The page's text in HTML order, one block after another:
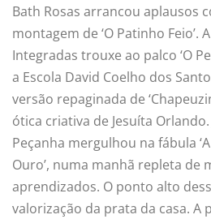
Bath Rosas arrancou aplausos
montagem de ‘O Patinho Feio’.
Integradas trouxe ao palco ‘O
a Escola David Coelho dos
versão repaginada de
ótica criativa de Jesuíta Orlando.
Peçanha mergulhou na fábula
Ouro’, numa manhã repleta de
aprendizados. O ponto alto
valorização da prata da casa. A